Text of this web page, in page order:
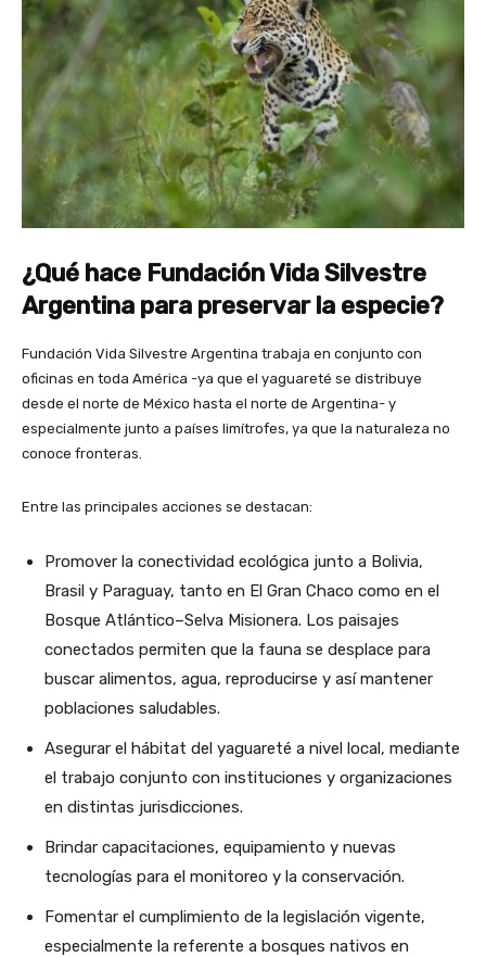
¿Qué hace Fundación Vida Silvestre
Argentina para preservar la especie?
Fundación Vida Silvestre Argentina trabaja en conjunto con
oficinas en toda América -ya que el yaguareté se distribuye
desde el norte de México hasta el norte de Argentina- y
especialmente junto a países limítrofes, ya que la naturaleza no
conoce fronteras.
Entre las principales acciones se destacan:
Promover la conectividad ecológica junto a Bolivia,
Brasil y Paraguay, tanto en El Gran Chaco como en el
Bosque Atlántico–Selva Misionera. Los paisajes
conectados permiten que la fauna se desplace para
buscar alimentos, agua, reproducirse y así mantener
poblaciones saludables.
Asegurar el hábitat del yaguareté a nivel local, mediante
el trabajo conjunto con instituciones y organizaciones
en distintas jurisdicciones.
Brindar capacitaciones, equipamiento y nuevas
tecnologías para el monitoreo y la conservación.
Fomentar el cumplimiento de la legislación vigente,
especialmente la referente a bosques nativos en